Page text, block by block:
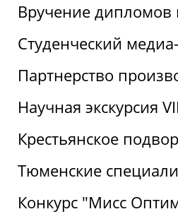
Вручение
Студенческий
Партнерство
Научная экскурсия
Крестьянское
Тюменские
Конкурс "Мисс